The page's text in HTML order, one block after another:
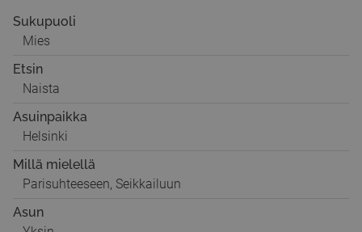
Sukupuoli
Mies
Etsin
Naista
Asuinpaikka
Helsinki
Millä mielellä
Parisuhteeseen, Seikkailuun
Asun